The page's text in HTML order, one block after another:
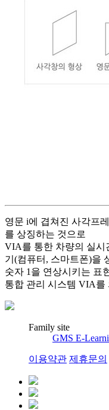
영문 i에 겹쳐진 사각프
를 상징하는 것으로
VIA를 통한 차량의 실시
기(컴퓨터, 스마트폰)을
숫자 1을 연상시키는 표
통합 관리 시스템 VIA를
Family site
GMS E-
이용약관 제휴문의